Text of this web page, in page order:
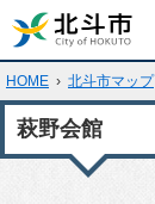
HOME › 北斗市マップ
萩野会館